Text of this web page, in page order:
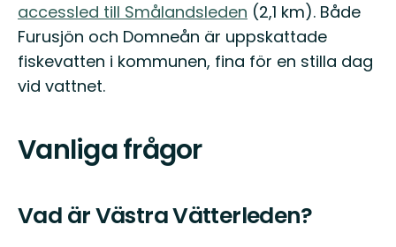
accessled till Smålandsleden (2,1 km). Både
Furusjön och Domneån är uppskattade
fiskevatten i kommunen, fina för en stilla dag
vid vattnet.
Vanliga frågor
Vad är Västra Vätterleden?